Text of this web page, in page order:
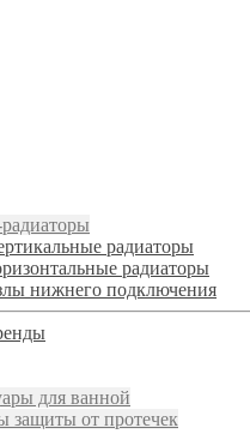
радиаторы
радиаторы
нижнего подключения
для ванной
защиты от протечек